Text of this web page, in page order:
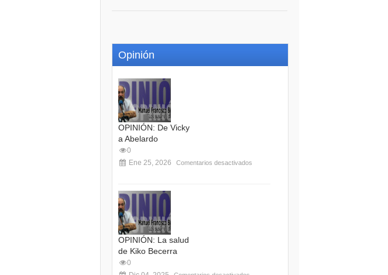
Opinión
OPINIÓN: De Vicky
a Abelardo
0
Ene 25, 2026
Comentarios desactivados
OPINIÓN: La salud
de Kiko Becerra
0